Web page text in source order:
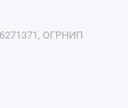
ОГРНИП